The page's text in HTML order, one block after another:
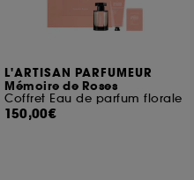
L'ARTISAN PARFUMEUR
Mémoire de Roses
Coffret Eau de parfum florale
150,00€